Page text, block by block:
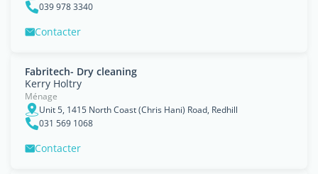
039 978 3340
Contacter
Fabritech- Dry cleaning
Kerry Holtry
Ménage
Unit 5, 1415 North Coast (Chris Hani) Road, Redhill
031 569 1068
Contacter